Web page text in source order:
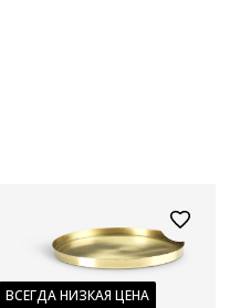
ВСЕГДА НИЗКАЯ ЦЕНА